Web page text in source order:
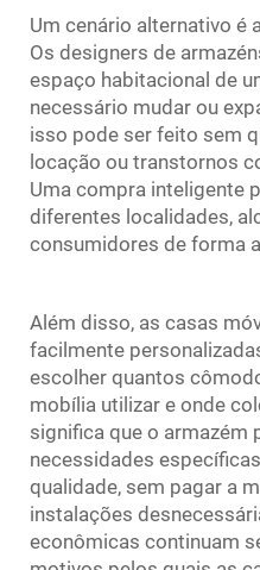
Um cenário alternativo é
Os designers de
espaço habitacional de
necessário mudar ou
isso pode ser feito sem
locação ou transtornos
Uma compra inteligente
diferentes localidades,
consumidores de forma
Além disso, as casas
facilmente
escolher quantos
mobília utilizar e onde
significa que o armazém
necessidades
qualidade, sem pagar a
instalações
econômicas continuam